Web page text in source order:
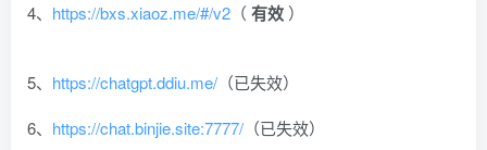
4、 https://bxs.xiaoz.me/#/v2 （ 有效 ）
​5、 https://chatgpt.ddiu.me/ （已失效）
6、 https://chat.binjie.site:7777/ （已失效）